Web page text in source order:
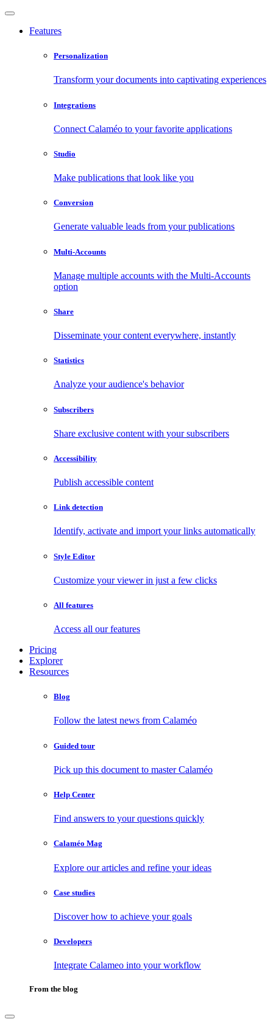
Features
Personalization
Transform your documents into captivating experiences
Integrations
Connect Calaméo to your favorite applications
Studio
Make publications that look like you
Conversion
Generate valuable leads from your publications
Multi-Accounts
Manage multiple accounts with the Multi-Accounts
option
Share
Disseminate your content everywhere, instantly
Statistics
Analyze your audience's behavior
Subscribers
Share exclusive content with your subscribers
Accessibility
Publish accessible content
Link detection
Identify, activate and import your links automatically
Style Editor
Customize your viewer in just a few clicks
All features
Access all our features
Pricing
Explorer
Resources
Blog
Follow the latest news from Calaméo
Guided tour
Pick up this document to master Calaméo
Help Center
Find answers to your questions quickly
Calaméo Mag
Explore our articles and refine your ideas
Case studies
Discover how to achieve your goals
Developers
Integrate Calameo into your workflow
From the blog